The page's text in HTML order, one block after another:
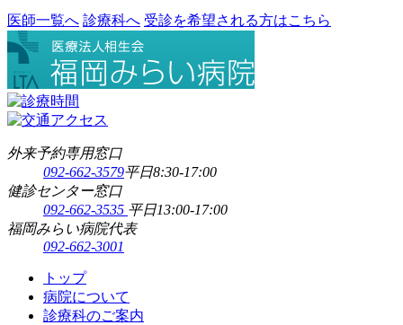
医師一覧へ 診療科へ 受診を希望される方はこちら
外来予約専用窓口
092-662-3579平日8:30-17:00
健診センター窓口
092-662-3535 平日13:00-17:00
福岡みらい病院代表
092-662-3001
トップ
病院について
診療科のご案内